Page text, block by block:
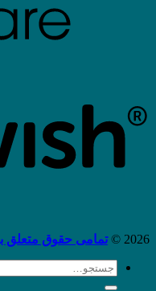
2026 ©
تمامی حقوق متعلق
جستجو